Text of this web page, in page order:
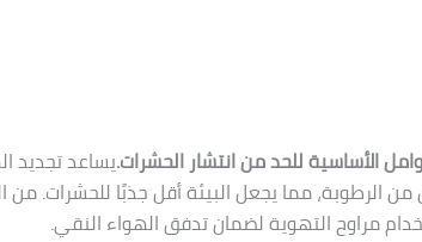
الأساسية للحد من انتشار الحشرات.يساعد تجديد
من الرطوبة، مما يجعل البيئة أقل جذبًا للحشرات. من
مراوح التهوية لضمان تدفق الهواء النقي.